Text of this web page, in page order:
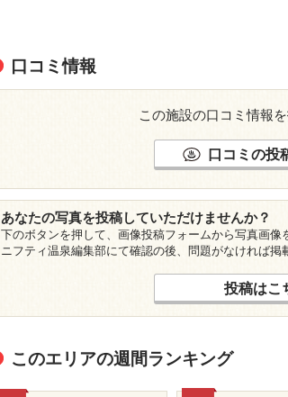
口コミ情報
この施設の口コミ情報
口コミの投
あなたの写真を投稿していただけませんか？
下のボタンを押して、画像投稿フォームから写真画像
ニフティ温泉編集部にて確認の後、問題がなければ掲
投稿はこ
このエリアの週間ランキング